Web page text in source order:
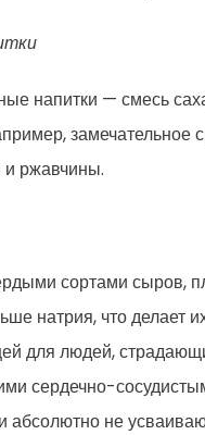
напитки — смесь
замечательное
и ржавчины.
сортами сыров,
натрия, что делает
для людей,
сердечно-
абсолютно не